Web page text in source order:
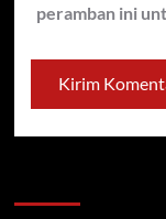
peramban ini